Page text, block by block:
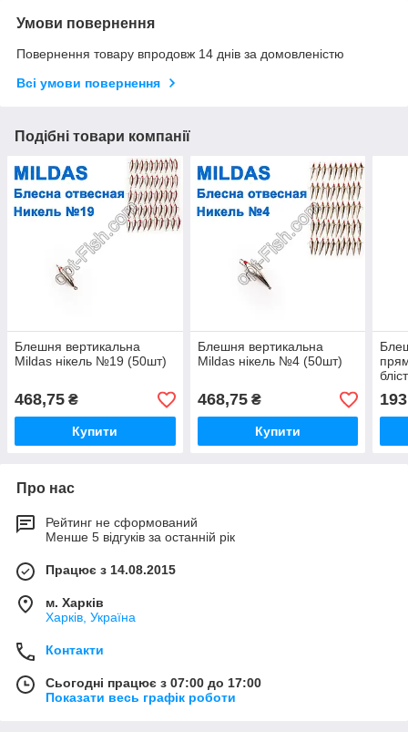
Умови повернення
Повернення товару впродовж 14 днів за домовленістю
Всі умови повернення
Подібні товари компанії
Блешня вертикальна
Mildas нікель №19 (50шт)
468,75 ₴
Купити
Блешня вертикальна
Mildas нікель №4 (50шт)
468,75₴
Купити
Про нас
Рейтинг не сформований
Менше 5 відгуків за останній рік
Працює з 14.08.2015
м. Харків
Харків, Україна
Контакти
Сьогодні працює з 07:00 до 17:00
Показати весь графік роботи